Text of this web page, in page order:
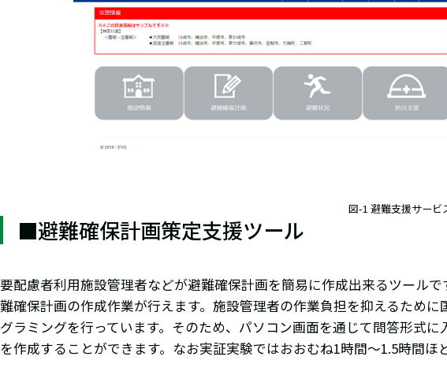
図-1 避難支援サービ
■避難確保計画策定支援ツール
要配慮者利用施設管理者などが避難確保計画を簡易に作成出来るツール
難確保計画の作成作業が行えます。施設管理者の作業負担を抑えるため
グラミングを行っています。そのため、パソコン画面を通じて問答形式
を作成することができます。なお実証実験ではおおむね1時間～1.5時間